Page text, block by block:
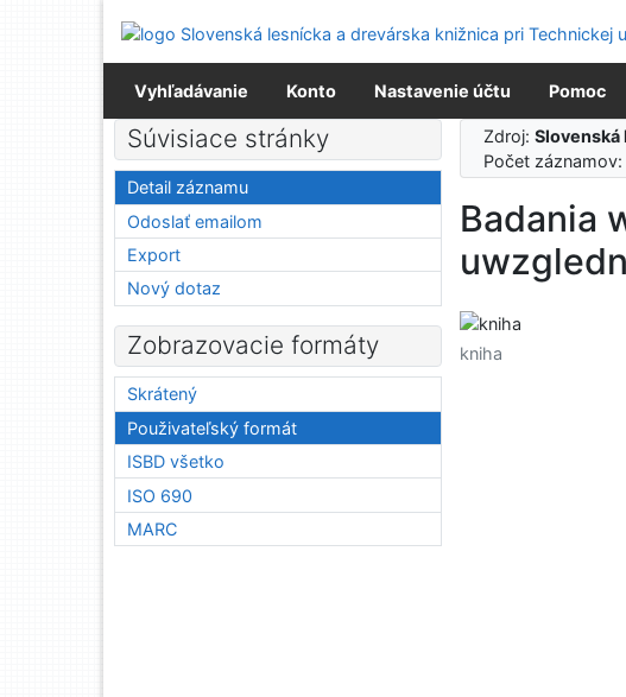
Prejsť na menu
Prehlásenie o webovej prístupnosti
Vyhľadávanie Konto Nastavenie účtu Pomoc
Zdroj:Slovenská
Počet záznamov:
Badania
kniha
Súvisiace stránky
Detail záznamu
Odoslať emailom
Export
Nový dotaz
Zobrazovacie formáty
Skrátený
Použivateľský formát
ISBD všetko
ISO 690
MARC